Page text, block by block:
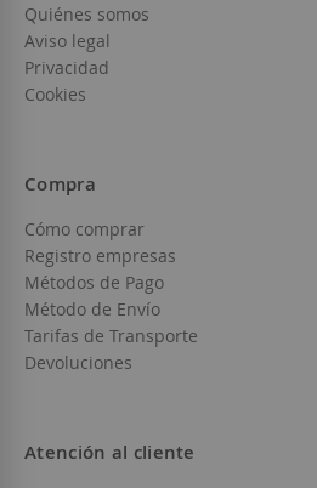
Quiénes somos
Aviso legal
Privacidad
Cookies
Compra
Cómo comprar
Registro empresas
Métodos de Pago
Método de Envío
Tarifas de Transporte
Devoluciones
Atención al cliente